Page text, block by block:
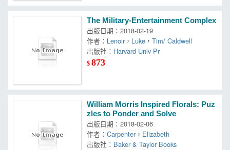
The Military-Entertainment Complex
出版日期：2018-02-19
作者： Lenoir ， Luke ，Tim/ Caldwell
出版社： Harvard Univ Pr
$873
William Morris Inspired Florals: Puz
zles to Ponder and Solve
出版日期：2018-02-06
作者：Carpenter ， Elizabeth
出版社： Baker & Taylor Books